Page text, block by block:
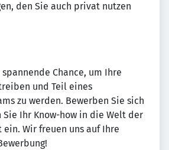
den Sie auch privat nutzen
Chance, um Ihre
und Teil eines
zu werden. Bewerben Sie sich
Ihr Know-how in die Welt der
Wir freuen uns auf Ihre